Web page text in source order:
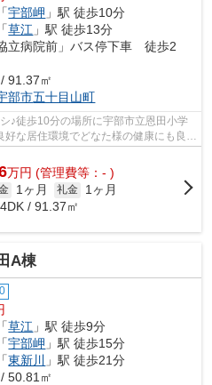
「宇部岬 」駅 徒歩10分
「草江 」駅 徒歩13分
立病院前」バス停下車 徒歩2
91.37㎡
部市五十目山町
♪徒歩10分の場所に宇部市立恩田小学
な居住環境でどなた様の健康にも良い
評...
万円 (管理費等：- )
1ヶ月 礼金
1ヶ月
/ 91.37㎡
A棟
「草江 」駅 徒歩9分
「宇部岬 」駅 徒歩15分
「東新川
」駅 徒歩21分
50.81㎡